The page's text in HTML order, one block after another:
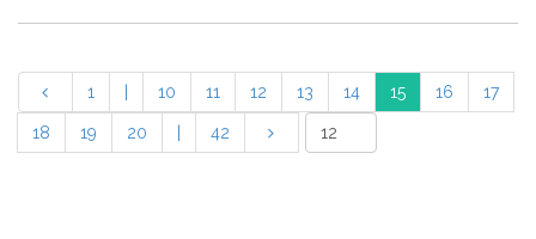
1 10 11 12 13 14 15 16 17
18 19 20 42